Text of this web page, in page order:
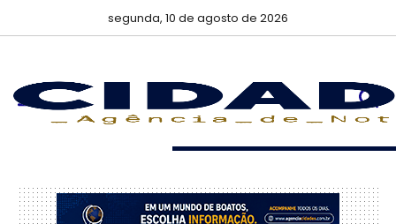
segunda, 10 de agosto de 2026